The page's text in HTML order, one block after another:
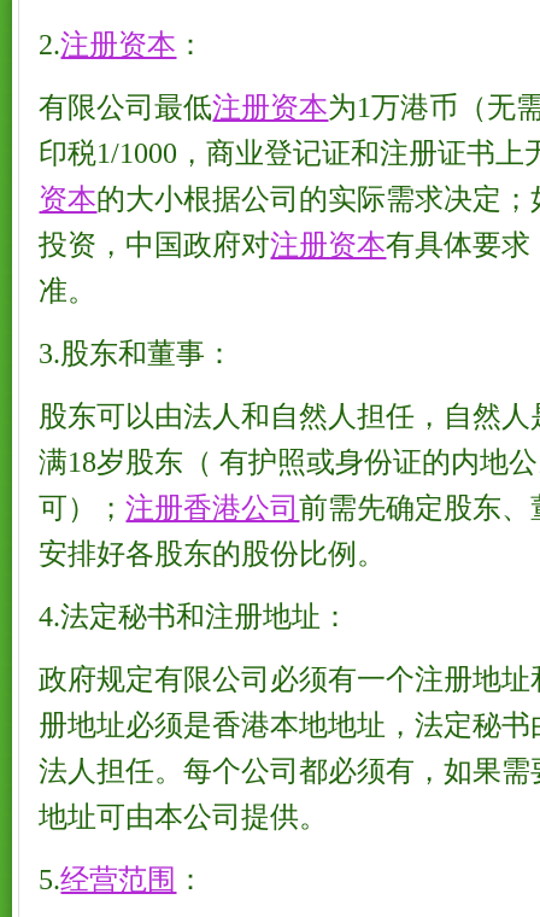
2.注册资本 ：
有限公司最低注册资本为1万港币（无
印税1/1000，商业登记证和注册证书上
资本的大小根据公司的实际需求决定
投资，中国政府对注册资本有具体要求
准。
3.股东和董事：
股东可以由法人和自然人担任，自然
满18岁股东（ 有护照或身份证的内地
可）；注册香港公司前需先确定股东
安排好各股东的股份比例。
4.法定秘书和注册地址：
政府规定有限公司必须有一个注册地
册地址必须是香港本地地址，法定秘
法人担任。每个公司都必须有，如果
地址可由本公司提供。
5.经营范围
：